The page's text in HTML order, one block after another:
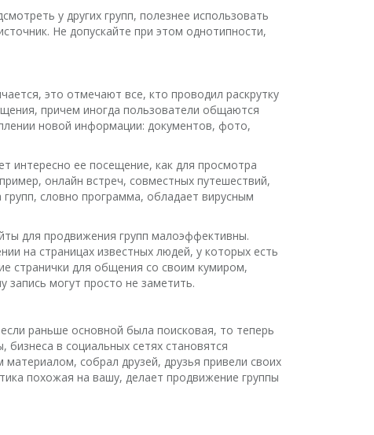
у других групп, полезнее использовать
Не допускайте при этом однотипности,
это отмечают все, кто проводил раскрутку
причем иногда пользователи общаются
новой информации: документов, фото,
интересно ее посещение, как для просмотра
онлайн встреч, совместных путешествий,
словно программа, обладает вирусным
для продвижения групп малоэффективны.
на страницах известных людей, у которых есть
странички для общения со своим кумиром,
могут просто не заметить.
раньше основной была поисковая, то теперь
в социальных сетях становятся
собрал друзей, друзья привели своих
похожая на вашу, делает продвижение группы